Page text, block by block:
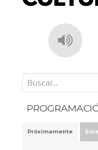
' . __('Search for:') . '
Próximamente